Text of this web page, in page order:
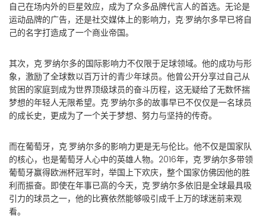
自己在场内外的巨星效应，成为了众多品牌代言人的首选。无论是
运动品牌的广告，还是社交媒体上的影响力，克·罗纳尔多早已将自
己的名字打造成了一个商业帝国。
其次，克·罗纳尔多的国际影响力不仅限于足球领域。他的成功与形
象，激励了全球数以百万计的青少年球员。他曾公开分享过自己从
贫困的家庭到成为世界顶级球员的奋斗历程，这无疑给了无数怀揣
梦想的年轻人无限希望。克·罗纳尔多的故事早已不仅仅是一名球员
的成长史，更成为了一个关于梦想、努力与坚持的传奇。
而在葡萄牙，克·罗纳尔多的影响力更是无与伦比。他不仅是国家队
的核心，也是葡萄牙人心中的英雄人物。2016年，克·罗纳尔多带领
葡萄牙赢得欧洲杯冠军时，举国上下欢庆，整个国家仿佛因他的胜
利而振奋。即使在年事已高的今天，克·罗纳尔多依旧是全球最具吸
引力的球员之一，他的比赛依然能够吸引成千上万的球迷前来观
看。